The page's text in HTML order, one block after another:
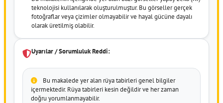
teknolojisi kullanılarak oluşturulmuştur. Bu görseller gerçek
fotoğraflar veya çizimler olmayabilir ve hayal gücüne dayalı
olarak üretilmiş olabilir.
Uyarılar / Sorumluluk Reddi:
Bu makalede yer alan rüya tabirleri genel bilgiler
içermektedir. Rüya tabirleri kesin değildir ve her zaman
doğru yorumlanmayabilir.